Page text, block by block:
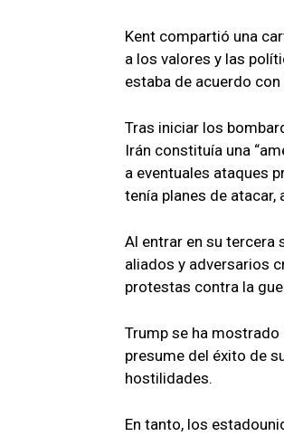
Kent compartió una
a los valores y las
estaba de acuerdo
Tras iniciar los
Irán constituía una
a eventuales ataques
tenía planes de
Al entrar en su tercera
aliados y adversarios
protestas contra la
Trump se ha
presume del éxito de
hostilidades.
En tanto, los